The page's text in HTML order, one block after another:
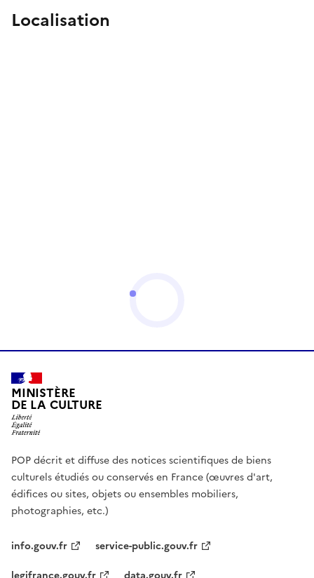
Localisation
MINISTÈRE
DE LA CULTURE
POP décrit et diffuse des notices scientifiques de biens
culturels étudiés ou conservés en France (œuvres d'art,
édifices ou sites, objets ou ensembles mobiliers,
photographies, etc.)
info.gouv.fr
service-public.gouv.fr